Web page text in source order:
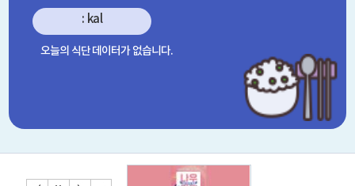
: kal
오늘의 식단 데이터가 없습니다.